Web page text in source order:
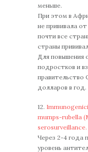
меньше.
При этом в
не прививала
почти все
страны
Для повышения
подростков и
долларов в год.
12.
mumps-rubella
Через 2-4 года
уровень